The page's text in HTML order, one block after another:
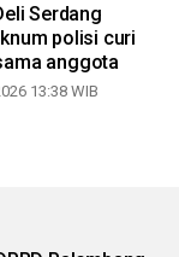
Serdang
polisi curi
anggota
13:38 WIB